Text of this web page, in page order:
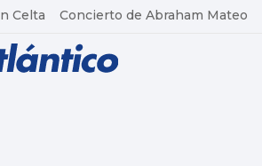
Celta Concierto de Abraham Mateo